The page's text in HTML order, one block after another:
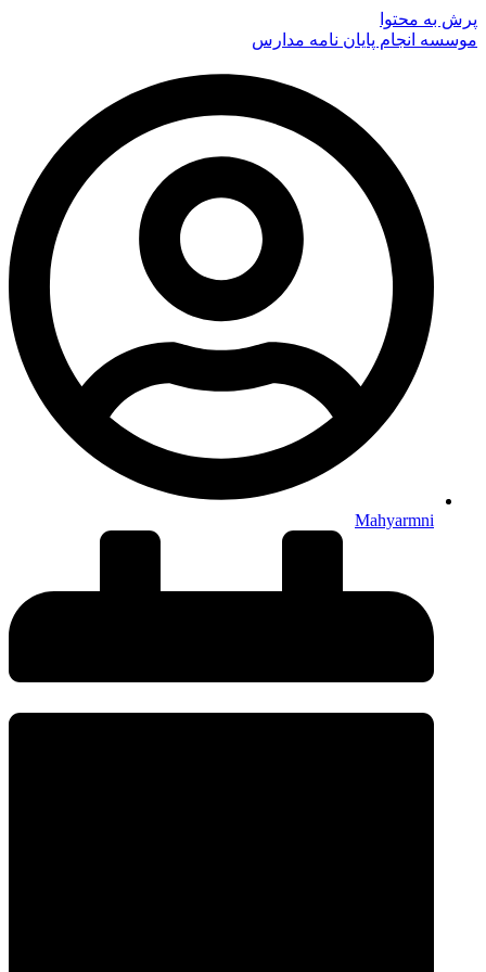
پرش به محتوا
موسسه انجام پایان نامه مدارس
Mahyarmni